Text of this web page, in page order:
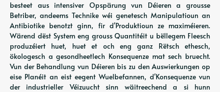
besteet aus intensiver Opspärung vun Déieren a grousse
Betriber, andeems Technike wéi genetesch Manipulatioun an
Antibiotike benotzt ginn, fir d'Produktioun ze maximéieren.
Wärend dëst System eng grouss Quantitéit u bëllegem Fleesch
produzéiert huet, huet et och eng ganz Rëtsch ethesch,
ökologesch a gesondheetlech Konsequenze mat sech bruecht.
Vun der Behandlung vun Déieren bis zu den Auswierkungen op
eise Planéit an eist eegent Wuelbefannen, d'Konsequenze vun
der industrieller Véizuucht sinn wäitreechend a si hunn